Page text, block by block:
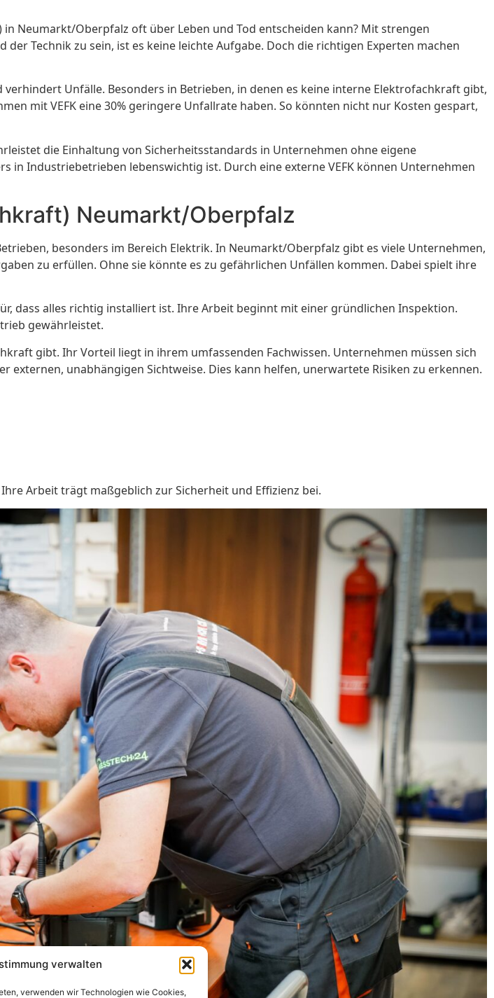
verwalten
verwenden wir Technologien wie Cookies,
Neumarkt/Oberpfalz oft über Leben und Tod entscheiden kann? Mit strengen
Technik zu sein, ist es keine leichte Aufgabe. Doch die richtigen Experten machen
Unfälle. Besonders in Betrieben, in denen es keine interne Elektrofachkraft gibt,
mit VEFK eine 30% geringere Unfallrate haben. So könnten nicht nur Kosten gespart,
die Einhaltung von Sicherheitsstandards in Unternehmen ohne eigene
Industriebetrieben lebenswichtig ist. Durch eine externe VEFK können Unternehmen
Neumarkt/Oberpfalz
besonders im Bereich Elektrik. In Neumarkt/Oberpfalz gibt es viele Unternehmen,
zu erfüllen. Ohne sie könnte es zu gefährlichen Unfällen kommen. Dabei spielt ihre
dass alles richtig installiert ist. Ihre Arbeit beginnt mit einer gründlichen Inspektion.
gewährleistet.
gibt. Ihr Vorteil liegt in ihrem umfassenden Fachwissen. Unternehmen müssen sich
unabhängigen Sichtweise. Dies kann helfen, unerwartete Risiken zu erkennen.
Arbeit trägt maßgeblich zur Sicherheit und Effizienz bei.